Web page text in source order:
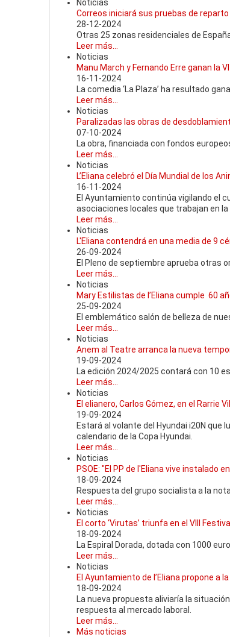
Noticias
Correos iniciará sus pruebas de
28-12-2024
Otras 25 zonas residenciales de
Leer más...
Noticias
Manu March y Fernando Erre ganan la
16-11-2024
La comedia ‘La Plaza’ ha resultado
Leer más...
Noticias
Paralizadas las obras de
07-10-2024
La obra, financiada con fondos
Leer más...
Noticias
L’Eliana celebró el Día Mundial de los
16-11-2024
El Ayuntamiento continúa vigilando el
asociaciones locales que trabajan en la
Leer más...
Noticias
L'Eliana contendrá en una media de 9
26-09-2024
El Pleno de septiembre aprueba otras
Leer más...
Noticias
Mary Estilistas de l’Eliana cumple 60
25-09-2024
El emblemático salón de belleza de
Leer más...
Noticias
Anem al Teatre arranca la nueva
19-09-2024
La edición 2024/2025 contará con 10
Leer más...
Noticias
El elianero, Carlos Gómez, en el Rarrie
19-09-2024
Estará al volante del Hyundai i20N que
calendario de la Copa Hyundai.
Leer más...
Noticias
PSOE: "El PP de l'Eliana vive instalado
18-09-2024
Respuesta del grupo socialista a la
Leer más...
Noticias
El corto ‘Virutas’ triunfa en el VIII
18-09-2024
La Espiral Dorada, dotada con 1000
Leer más...
Noticias
El Ayuntamiento de l’Eliana propone a
18-09-2024
La nueva propuesta aliviaría la
respuesta al mercado laboral.
Leer más...
Más noticias